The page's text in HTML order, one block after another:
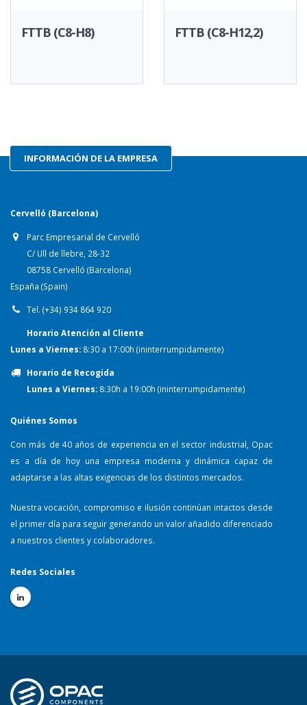
FTTB (C8-H8) FTTB (C8-H12,2)
INFORMACIÓN DE LA EMPRESA
Cervelló (Barcelona)
Parc Empresarial de Cervelló
C/ Ull de llebre, 28-32
08758 Cervelló (Barcelona)
España (Spain)
Tel. (+34) 934 864 920
Horario Atención al Cliente
Lunes a Viernes: 8:30 a 17:00h (ininterrumpidamente)
Horario de Recogida
Lunes a Viernes: 8:30h a 19:00h (ininterrumpidamente)
Quiénes Somos
Con más de 40 años de experiencia en el sector industrial, Opac
es a día de hoy una empresa moderna y dinámica capaz de
adaptarse a las altas exigencias de los distintos mercados.
Nuestra vocación, compromiso e ilusión continúan intactos desde
el primer día para seguir generando un valor añadido diferenciado
a nuestros clientes y colaboradores.
Redes Sociales